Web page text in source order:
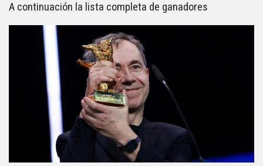
A continuación la lista completa de ganadores